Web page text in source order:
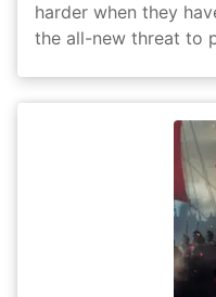
harder when they
the all-new threat to